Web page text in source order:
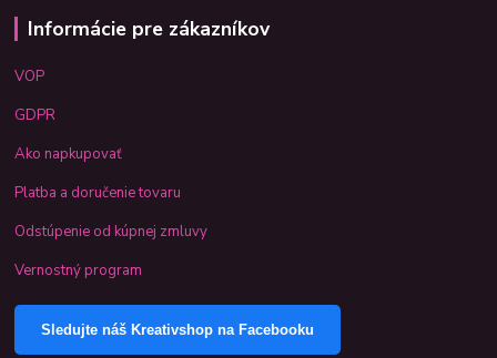
Informácie pre zákazníkov
VOP
GDPR
Ako napkupovať
Platba a doručenie tovaru
Odstúpenie od kúpnej zmluvy
Vernostný program
Sledujte náš Kreativshop na Facebooku